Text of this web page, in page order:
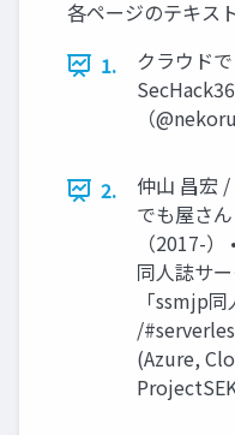
各ページのテキス
1.
クラウド
（
2.
仲山 昌宏
でも屋さ
（2017-
同人誌サ
「ssmjp
/
(Azure,